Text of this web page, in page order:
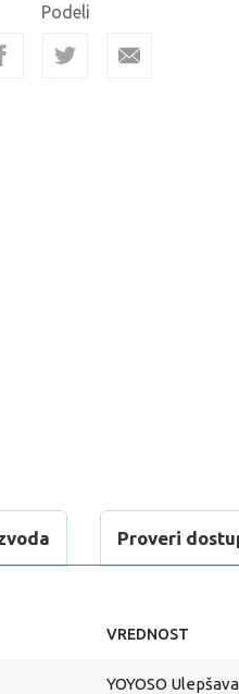
Podeli
Proveri
VREDNOST
YOYOSO